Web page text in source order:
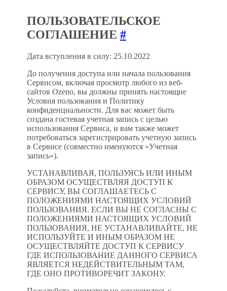
ПОЛЬЗОВАТЕЛЬСКОЕ
СОГЛАШЕНИЕ #
Дата вступления в силу: 25.10.2022
До получения доступа или начала пользования
Сервисом, включая просмотр любого из веб-
сайтов Ozeno, вы должны принять настоящие
Условия пользования и Политику
конфиденциальности. Для вас может быть
создана гостевая учетная запись с целью
использования Сервиса, и вам также может
потребоваться зарегистрировать учетную запись
в Сервисе (совместно именуются «Учетная
запись»).
УСТАНАВЛИВАЯ, ПОЛЬЗУЯСЬ ИЛИ ИНЫМ
ОБРАЗОМ ОСУЩЕСТВЛЯЯ ДОСТУП К
СЕРВИСУ, ВЫ СОГЛАШАЕТЕСЬ С
ПОЛОЖЕНИЯМИ НАСТОЯЩИХ УСЛОВИЙ
ПОЛЬЗОВАНИЯ. ЕСЛИ ВЫ НЕ СОГЛАСНЫ С
ПОЛОЖЕНИЯМИ НАСТОЯЩИХ УСЛОВИЙ
ПОЛЬЗОВАНИЯ, НЕ УСТАНАВЛИВАЙТЕ, НЕ
ИСПОЛЬЗУЙТЕ И ИНЫМ ОБРАЗОМ НЕ
ОСУЩЕСТВЛЯЙТЕ ДОСТУП К СЕРВИСУ
ГДЕ ИСПОЛЬЗОВАНИЕ ДАННОГО СЕРВИСА
ЯВЛЯЕТСЯ НЕДЕЙСТВИТЕЛЬНЫМ ТАМ,
ГДЕ ОНО ПРОТИВОРЕЧИТ ЗАКОНУ.